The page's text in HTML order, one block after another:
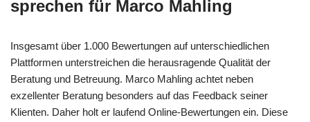
sprechen für Marco Mahling
Insgesamt über 1.000 Bewertungen auf unterschiedlichen
Plattformen unterstreichen die herausragende Qualität der
Beratung und Betreuung. Marco Mahling achtet neben
exzellenter Beratung besonders auf das Feedback seiner
Klienten. Daher holt er laufend Online-Bewertungen ein. Diese